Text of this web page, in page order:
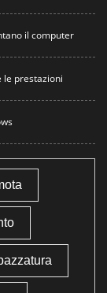
il computer
le prestazioni